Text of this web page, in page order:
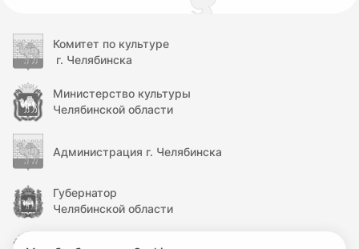
Комитет по культуре
г. Челябинска
Министерство культуры
Челябинской области
Администрация г. Челябинска
Губернатор
Челябинской области